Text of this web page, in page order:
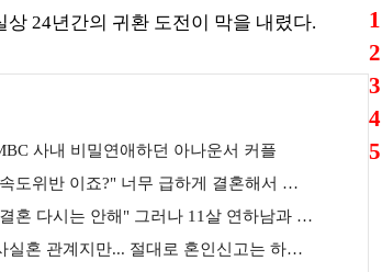
24년간의 귀환 도전이 막을 내렸다.
사내 비밀연애하던 아나운서 커플
도위반 이죠?" 너무 급하게 결혼해서 모
게 의심 받았던 스타
혼 다시는 안해" 그러나 11살 연하남과 재
표
실혼 관계지만... 절대로 혼인신고는 하고
1
2
3
4
5